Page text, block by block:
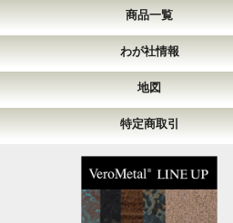
商品一覧
わが社情報
地図
特定商取引